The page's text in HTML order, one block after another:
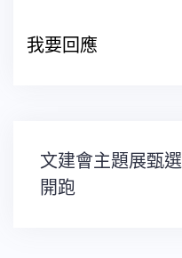
我要回應
文
章
導
文建會主題展甄選
開跑